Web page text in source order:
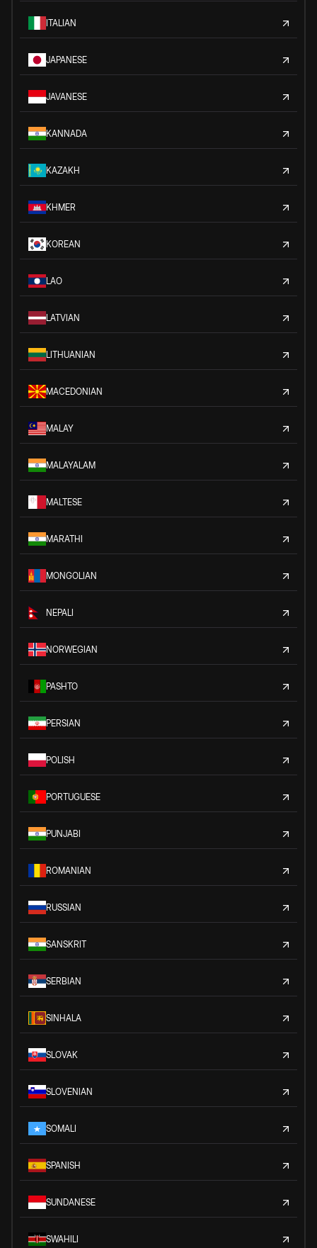
ITALIAN
JAPANESE
JAVANESE
KANNADA
KAZAKH
KHMER
KOREAN
LAO
LATVIAN
LITHUANIAN
MACEDONIAN
MALAY
MALAYALAM
MALTESE
MARATHI
MONGOLIAN
NEPALI
NORWEGIAN
PASHTO
PERSIAN
POLISH
PORTUGUESE
PUNJABI
ROMANIAN
RUSSIAN
SANSKRIT
SERBIAN
SINHALA
SLOVAK
SLOVENIAN
SOMALI
SPANISH
SUNDANESE
SWAHILI